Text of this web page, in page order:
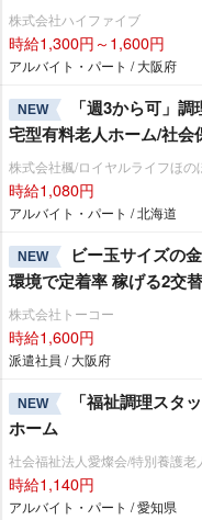
株式会社ハイファイブ
時給1,300円～1,600円
アルバイト・パート / 大阪府
NEW
「週3から可」
宅型有料老人ホーム/社会
株式会社楓/ロイヤルライフほの
時給1,080円
アルバイト・パート / 北海道
NEW
ビー玉サイズの
環境で定着率 稼げる2交
株式会社トーコー
時給1,600円
派遣社員 / 大阪府
NEW
「福祉調理スタ
ホーム
社会福祉法人愛燦会/特別養護
時給1,140円
アルバイト・パート / 愛知県